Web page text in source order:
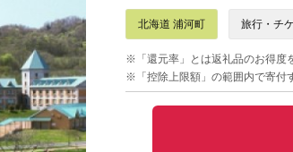
北海道 浦河町 旅行・チ
※「還元率」とは返礼品のお得度
※「控除上限額」の範囲内で寄付